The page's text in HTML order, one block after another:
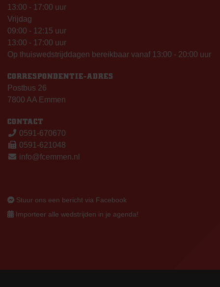
13:00 - 17:00 uur
Vrijdag
09:00 - 12:15 uur
13:00 - 17:00 uur
Op thuiswedstrijddagen bereikbaar vanaf 13:00 - 20:00 uur
CORRESPONDENTIE-ADRES
Postbus 26
7800 AA Emmen
CONTACT
0591-670670
0591-621048
info@fcemmen.nl
Stuur ons een bericht via Facebook
Importeer alle wedstrijden in je agenda!